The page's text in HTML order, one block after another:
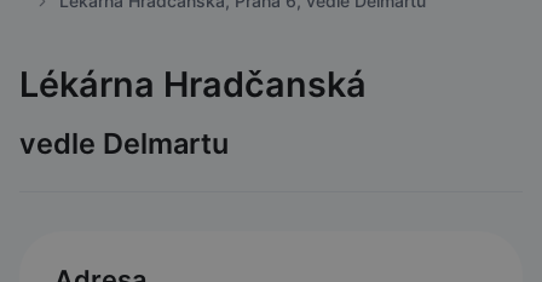
Lékárna Hradčanská
vedle Delmartu